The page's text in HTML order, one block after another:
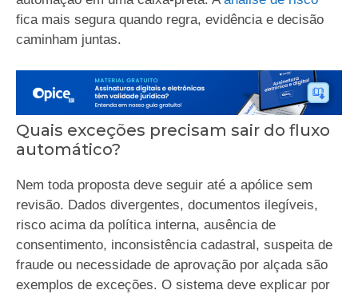
fica mais segura quando regra, evidência e decisão
caminham juntas.
Quais exceções precisam sair do fluxo
automático?
Nem toda proposta deve seguir até a apólice sem
revisão. Dados divergentes, documentos ilegíveis,
risco acima da política interna, ausência de
consentimento, inconsistência cadastral, suspeita de
fraude ou necessidade de aprovação por alçada são
exemplos de exceções. O sistema deve explicar por